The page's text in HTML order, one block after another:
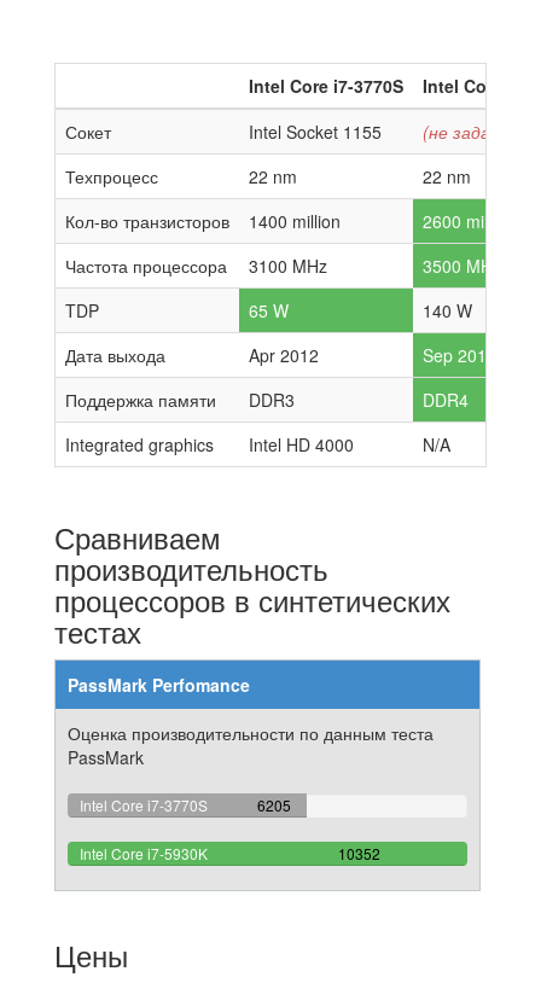
Intel Core i7-3770S
Intel Core i7-
Сокет
Intel Socket 1155
(не задано)
Техпроцесс
22 nm
22 nm
Кол-во транзисторов
1400 million
2600 million
Частота процессора
3100 MHz
3500 MHz
TDP
65 W
140 W
Дата выхода
Apr 2012
Sep 2014
Поддержка памяти
DDR3
DDR4
Integrated graphics
Intel HD 4000 N/A
Сравниваем
производительность
процессоров в синтетических
тестах
PassMark Perfomance
Оценка производительности по данным теста
PassMark
Intel Core i7-3770S 6205
59.940108191654%
Intel Core i7-5930K
10352
100%
Цены